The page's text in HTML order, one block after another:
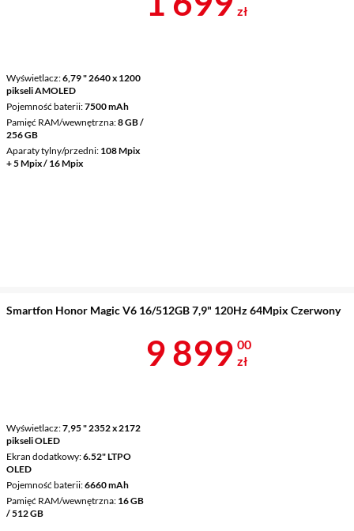
Wyświetlacz 6,79 " 2640 x 1200
pikseli AMOLED
Pojemność baterii 7500 mAh
Pamięć RAM/wewnętrzna 8 GB /
256 GB
Aparaty tylny/przedni 108 Mpix
+ 5 Mpix / 16 Mpix
zł
Smartfon Honor Magic V6 16/512GB 7,9" 120Hz 64Mpix Czerwony
Wyświetlacz 7,95 " 2352 x 2172
pikseli OLED
Ekran dodatkowy 6.52" LTPO
OLED
Pojemność baterii 6660 mAh
Pamięć RAM/wewnętrzna 16 GB
/ 512 GB
Cena 9 899 zł
9 899 00
zł